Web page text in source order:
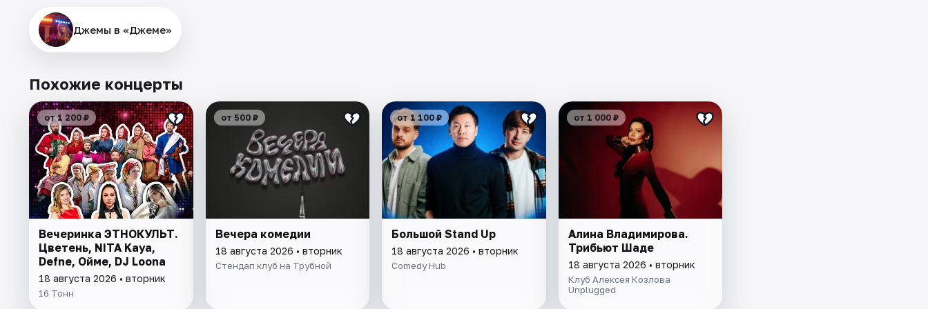
Джемы в «Джеме»
Похожие концерты
от 1 200 ₽
Вечеринка ЭТНОКУЛЬТ.
Цветень, NITA Kaya,
Defne, Ойме, DJ Loona
18 августа 2026 • вторник
16 Тонн
от 500 ₽
Вечера комедии
18 августа 2026 • вторник
Стендап клуб на Трубной
от 1 100 ₽
Большой Stand Up
18 августа 2026 • вторник
Comedy Hub
от 1 000 ₽
Алина Владимирова.
Трибьют Шаде
18 августа 2026 • вторник
Клуб Алексея Козлова
Unplugged